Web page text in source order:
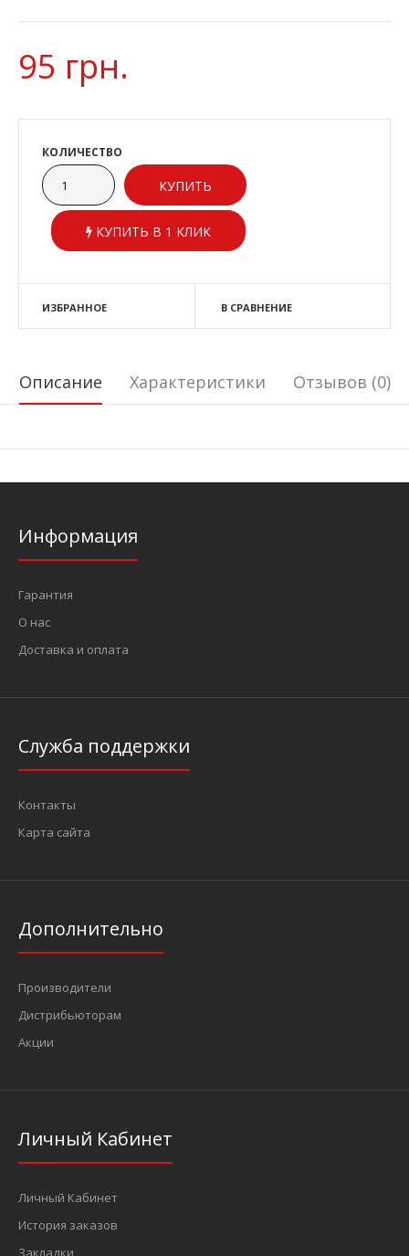
95 грн.
КОЛИЧЕСТВО
КУПИТЬ В 1 КЛИК
ИЗБРАННОЕ В СРАВНЕНИЕ
Описание Характеристики Отзывов (0)
Информация
Гарантия
О нас
Доставка и оплата
Служба поддержки
Контакты
Карта сайта
Дополнительно
Производители
Дистрибьюторам
Акции
Личный Кабинет
Личный Кабинет
История заказов
Закладки